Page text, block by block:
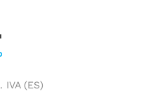
IVA (ES)